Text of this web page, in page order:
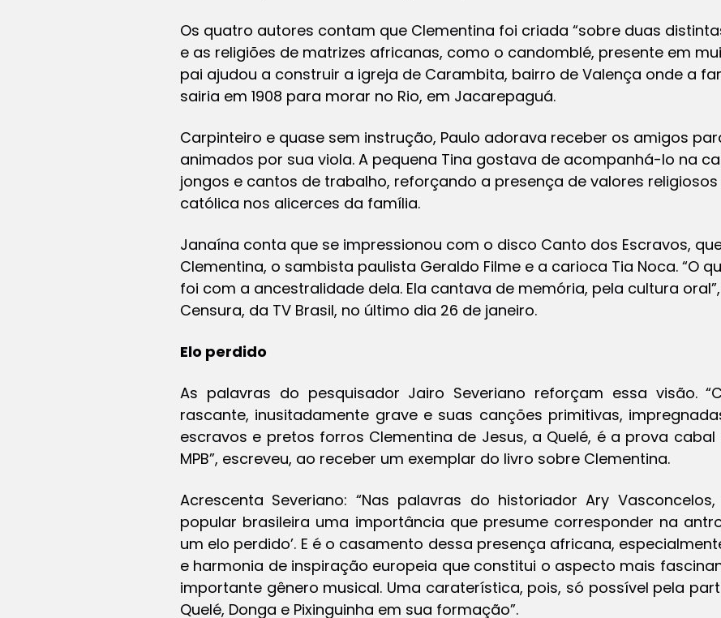
Os quatro autores contam que Clementina foi criada “sobre duas
e as religiões de matrizes africanas, como o candomblé, presente em
pai ajudou a construir a igreja de Carambita, bairro de Valença onde a
sairia em 1908 para morar no Rio, em Jacarepaguá.
Carpinteiro e quase sem instrução, Paulo adorava receber os amigos
animados por sua viola. A pequena Tina gostava de acompanhá-lo na
jongos e cantos de trabalho, reforçando a presença de valores
católica nos alicerces da família.
Janaína conta que se impressionou com o disco Canto dos Escravos,
Clementina, o sambista paulista Geraldo Filme e a carioca Tia Noca. “O
foi com a ancestralidade dela. Ela cantava de memória, pela cultura
Censura, da TV Brasil, no último dia 26 de janeiro.
Elo perdido
As palavras do pesquisador Jairo Severiano reforçam essa visão.
rascante, inusitadamente grave e suas canções primitivas,
escravos e pretos forros Clementina de Jesus, a Quelé, é a prova
MPB”, escreveu, ao receber um exemplar do livro sobre Clementina.
Acrescenta Severiano: “Nas palavras do historiador Ary
popular brasileira uma importância que presume corresponder na
um elo perdido’. E é o casamento dessa presença africana,
e harmonia de inspiração europeia que constitui o aspecto mais
importante gênero musical. Uma caraterística, pois, só possível pela
Quelé, Donga e Pixinguinha em sua formação”.